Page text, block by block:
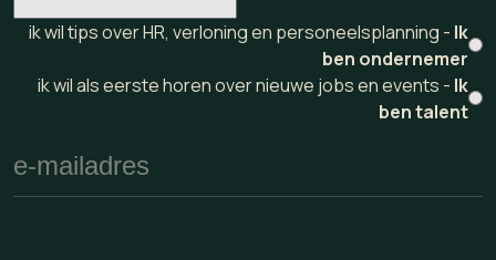
ik wil tips over HR, verloning en personeelsplanning - Ik
ben ondernemer
ik wil als eerste horen over nieuwe jobs en events - Ik
ben talent